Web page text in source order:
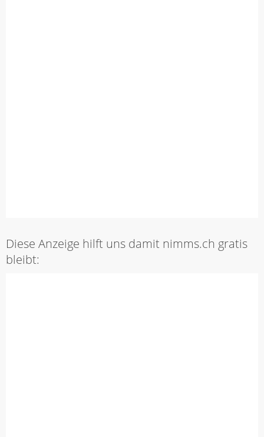
Diese Anzeige hilft uns damit nimms.ch gratis
bleibt: